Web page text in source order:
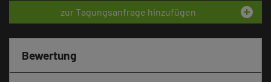
zur Tagungsanfrage hinzufügen add_circle
Bewertung